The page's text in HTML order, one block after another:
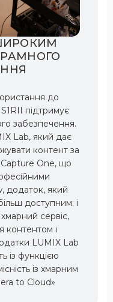
до
підтримує
забезпечення.
Lab, який дає
контент за
One, що
додаток, який
доступним; і
сервіс,
контентом і
LUMIX Lab
із функцією
із хмарним
to Cloud»